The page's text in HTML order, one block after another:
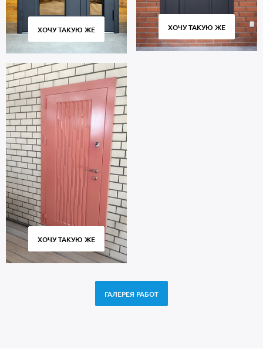
ХОЧУ ТАКУЮ ЖЕ
ХОЧУ ТАКУЮ ЖЕ
ХОЧУ ТАКУЮ ЖЕ
ГАЛЕРЕЯ РАБОТ